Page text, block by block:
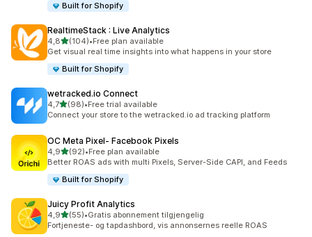
Built for Shopify
RealtimeStack : Live Analytics
4,8av 5 stjerner
(104)
Totalt 104 omtaler
•Free plan available
Get visual real time insights into what happens in your store
Built for Shopify
wetracked.io Connect
4,7av 5 stjerner
(98)
Totalt 98 omtaler
•Free trial available
Connect your store to the wetracked.io ad tracking platform
OC Meta Pixel‑ Facebook Pixels
4,9av 5 stjerner
(92)
Totalt 92 omtaler
•Free plan available
Better ROAS ads with multi Pixels, Server-Side CAPI, and Feeds
Built for Shopify
Juicy Profit Analytics
4,9av 5 stjerner
(55)
Totalt 55 omtaler
•Gratis abonnement tilgjengelig
Fortjeneste- og tapdashbord, vis annonsernes reelle ROAS